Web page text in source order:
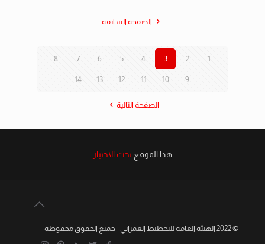
الصفحة السابقة
1
2
3
4
5
6
7
8
9
10
11
12
13
14
الصفحة التالية
هذا الموقع تحت الاختبار
© 2022 الهيئة العامة للتخطيط العمراني - جميع الحقوق محفوظة